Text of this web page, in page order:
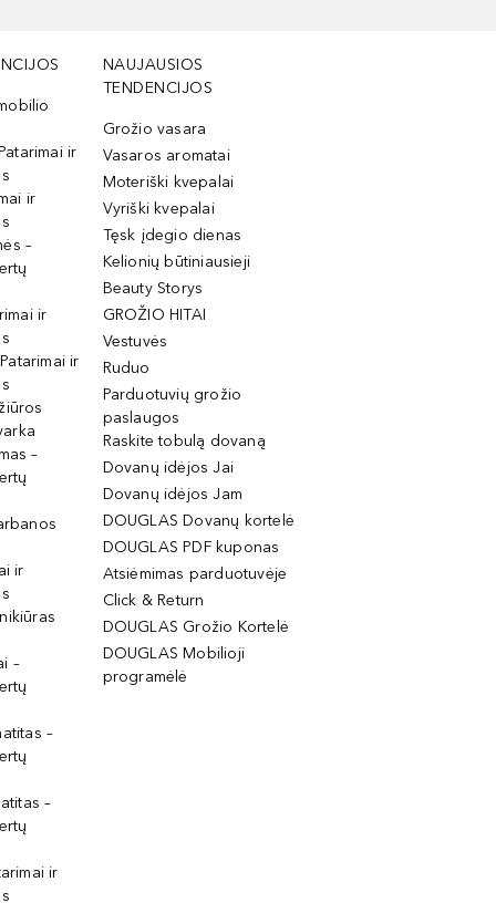
ir
ir
–
ir
ir
–
ir
–
–
–
ir
NAUJAUSIOS
TENDENCIJOS
Grožio vasara
Vasaros aromatai
Moteriški kvepalai
Vyriški kvepalai
Tęsk įdegio dienas
Kelionių būtiniausieji
Beauty Storys
GROŽIO HITAI
Vestuvės
Ruduo
Parduotuvių grožio
paslaugos
Raskite tobulą dovaną
Dovanų idėjos Jai
Dovanų idėjos Jam
DOUGLAS Dovanų kortelė
DOUGLAS PDF kuponas
Atsiėmimas parduotuvėje
Click & Return
DOUGLAS Grožio Kortelė
DOUGLAS Mobilioji
programėlė